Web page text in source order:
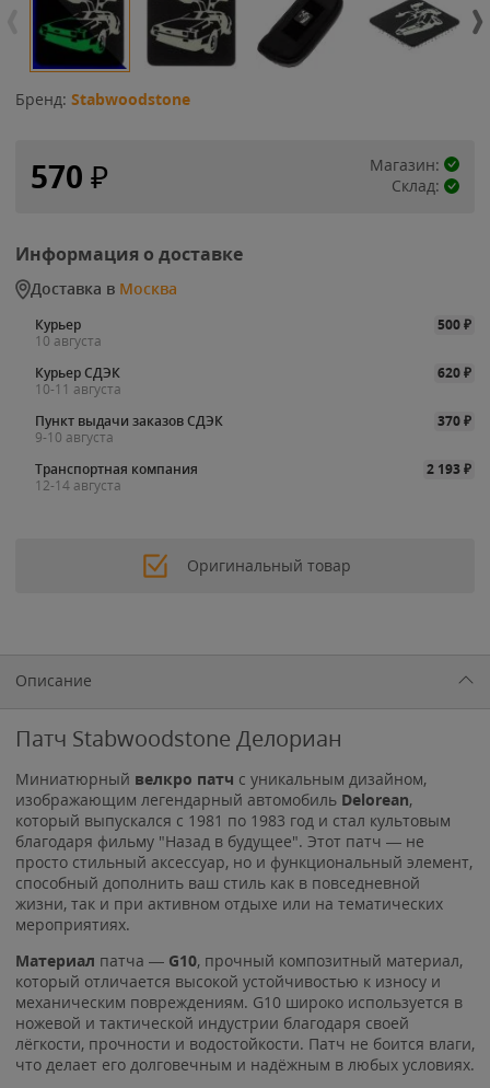
Бренд: Stabwoodstone
570 ₽
Магазин:
Склад:
Информация о доставке
Доставка в Москва
Курьер 500₽
10 августа
Курьер СДЭК
620₽
10-11 августа
Пункт выдачи заказов СДЭК
370₽
9-10 августа
Транспортная компания
2 193₽
12-14 августа
Оригинальный товар
Описание
Патч Stabwoodstone Делориан
Миниатюрный велкро патч с уникальным дизайном,
изображающим легендарный автомобиль Delorean,
который выпускался с 1981 по 1983 год и стал культовым
благодаря фильму "Назад в будущее". Этот патч — не
просто стильный аксессуар, но и функциональный элемент,
способный дополнить ваш стиль как в повседневной
жизни, так и при активном отдыхе или на тематических
мероприятиях.
Материал патча — G10, прочный композитный материал,
который отличается высокой устойчивостью к износу и
механическим повреждениям. G10 широко используется в
ножевой и тактической индустрии благодаря своей
лёгкости, прочности и водостойкости. Патч не боится влаги,
что делает его долговечным и надёжным в любых условиях.